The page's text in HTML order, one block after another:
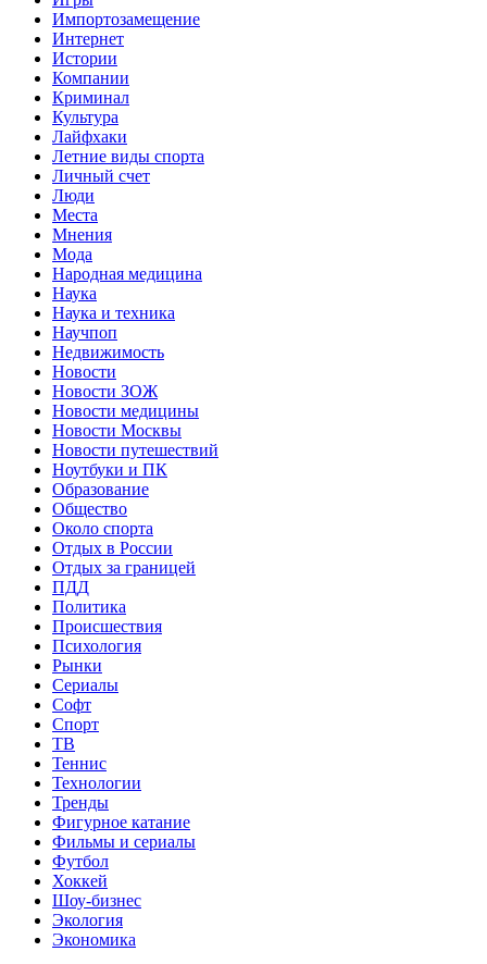
Импортозамещение
Интернет
Истории
Компании
Криминал
Культура
Лайфхаки
Летние виды спорта
Личный счет
Люди
Места
Мнения
Мода
Народная медицина
Наука
Наука и техника
Научпоп
Недвижимость
Новости
Новости ЗОЖ
Новости медицины
Новости Москвы
Новости путешествий
Ноутбуки и ПК
Образование
Общество
Около спорта
Отдых в России
Отдых за границей
ПДД
Политика
Происшествия
Психология
Рынки
Сериалы
Софт
Спорт
ТВ
Теннис
Технологии
Тренды
Фигурное катание
Фильмы и сериалы
Футбол
Хоккей
Шоу-бизнес
Экология
Экономика